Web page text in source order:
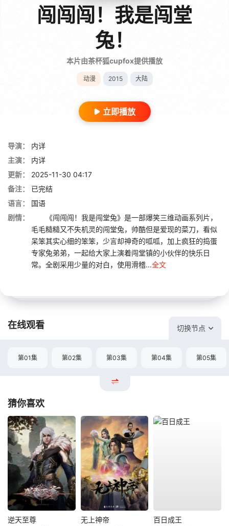
闯闯闯！我是闯堂
兔！
本片由茶杯狐cupfox提供播放
动漫 2015 大陆
立即播放
导演：
内详
主演：
内详
更新：
2025-11-30 04:17
备注：
已完结
语言：
国语
剧情：
《闯闯闯！我是闯堂兔》是一部爆笑三维动画系列片，
毛毛糙糙又不失机灵的闯堂兔，帅酷但是爱现的菜刀，看似
呆笨其实心细的笨笨，少言却神奇的呱呱，加上疯狂的捣蛋
专家兔弟弟，一起给大家上演着闯堂镇的小伙伴的快乐日
常。全剧采用少量的对白，使用滑稽...全文
在线观看 切换节点
第01集 第02集 第03集 第04集 第05集
猜你喜欢
逆天至尊 无上神帝 百日成王